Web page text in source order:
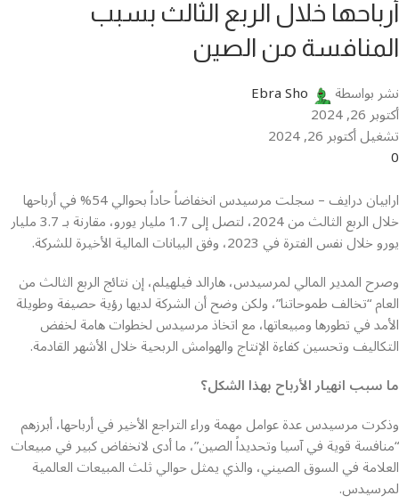
أرباحها خلال الربع الثالث بسبب
المنافسة من الصين
نشر بواسطة Ebra Sho
أكتوبر 26, 2024
تشغيل أكتوبر 26, 2024
0
ارابيان درايف – سجلت مرسيدس انخفاضاً حاداً بحوالي 54% في أرباحها
خلال الربع الثالث من 2024، لتصل إلى 1.7 مليار يورو، مقارنة بـ 3.7 مليار
يورو خلال نفس الفترة في 2023، وفق البيانات المالية الأخيرة للشركة.
وصرح المدير المالي لمرسيدس، هارالد فيلهيلم، إن نتائج الربع الثالث من
العام “تخالف طموحاتنا”، ولكن وضح أن الشركة لديها رؤية حصيفة وطويلة
الأمد في تطورها ومبيعاتها، مع اتخاذ مرسيدس لخطوات هامة لخفض
التكاليف وتحسين كفاءة الإنتاج والهوامش الربحية خلال الأشهر القادمة.
ما سبب انهيار الأرباح بهذا الشكل؟
وذكرت مرسيدس عدة عوامل مهمة وراء التراجع الأخير في أرباحها، أبرزهم
“منافسة قوية في آسيا وتحديداً الصين”، ما أدى لانخفاض كبير في مبيعات
العلامة في السوق الصيني، والذي يمثل حوالي ثلث المبيعات العالمية
لمرسيدس.